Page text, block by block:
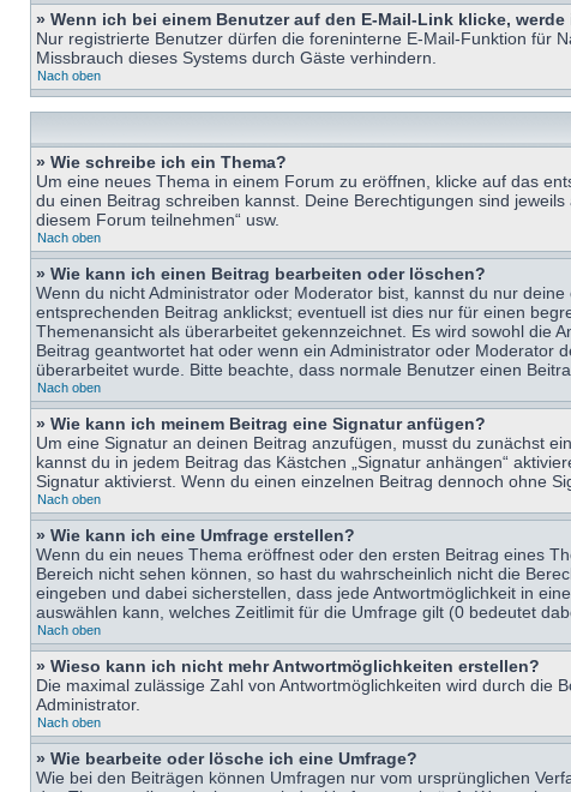
» Wenn ich bei einem Benutzer auf den E-Mail-Link klicke,
Nur registrierte Benutzer dürfen die foreninterne E-Mail-Funktion für
Missbrauch dieses Systems durch Gäste verhindern.
Nach oben
» Wie schreibe ich ein Thema?
Um eine neues Thema in einem Forum zu eröffnen, klicke auf das
du einen Beitrag schreiben kannst. Deine Berechtigungen sind
diesem Forum teilnehmen“ usw.
Nach oben
» Wie kann ich einen Beitrag bearbeiten oder löschen?
Wenn du nicht Administrator oder Moderator bist, kannst du nur
entsprechenden Beitrag anklickst; eventuell ist dies nur für einen
Themenansicht als überarbeitet gekennzeichnet. Es wird sowohl die
Beitrag geantwortet hat oder wenn ein Administrator oder Moderator
überarbeitet wurde. Bitte beachte, dass normale Benutzer einen
Nach oben
» Wie kann ich meinem Beitrag eine Signatur anfügen?
Um eine Signatur an deinen Beitrag anzufügen, musst du zunächst
kannst du in jedem Beitrag das Kästchen „Signatur anhängen“
Signatur aktivierst. Wenn du einen einzelnen Beitrag dennoch ohne
Nach oben
» Wie kann ich eine Umfrage erstellen?
Wenn du ein neues Thema eröffnest oder den ersten Beitrag eines
Bereich nicht sehen können, so hast du wahrscheinlich nicht die
eingeben und dabei sicherstellen, dass jede Antwortmöglichkeit in
auswählen kann, welches Zeitlimit für die Umfrage gilt (0 bedeutet
Nach oben
» Wieso kann ich nicht mehr Antwortmöglichkeiten erstellen?
Die maximal zulässige Zahl von Antwortmöglichkeiten wird durch die
Administrator.
Nach oben
» Wie bearbeite oder lösche ich eine Umfrage?
Wie bei den Beiträgen können Umfragen nur vom ursprünglichen